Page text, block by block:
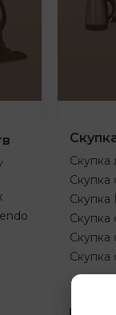
Скупка
Скупка
Скупка
Скупка
Скупка